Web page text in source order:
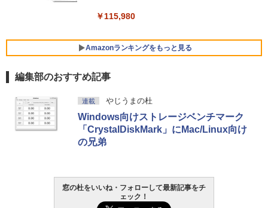
5BUWS
￥115,980
Amazonランキングをもっと見る
編集部のおすすめ記事
連載 やじうまの杜
Windows向けストレージベンチマーク
「CrystalDiskMark」にMac/Linux向け
の兄弟
窓の杜をいいね・フォローして最新記事をチ
ェック！